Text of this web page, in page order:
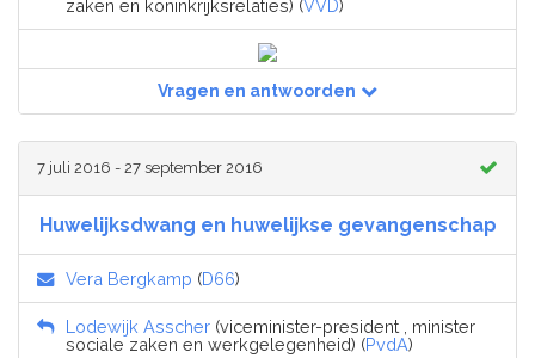
zaken en koninkrijksrelaties) (VVD)
Vragen en antwoorden
7 juli 2016 - 27 september 2016
Huwelijksdwang en huwelijkse gevangenschap
Vera Bergkamp (D66)
Lodewijk Asscher (viceminister-president , minister
sociale zaken en werkgelegenheid) (PvdA)